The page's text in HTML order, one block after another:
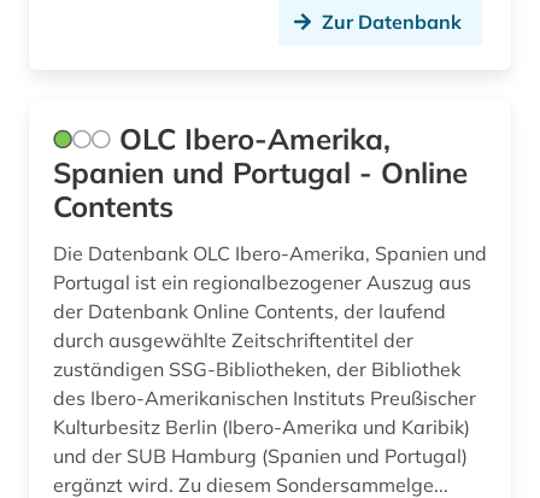
schriftsteller (15)
schriftstellerin (1)
schweiz (3)
schweizerische nationalbibliothek (1)
science-fiction-studien (1)
shakespeare (2)
sibirien (1)
Zur Datenbank
OLC Ibero-Amerika,
Spanien und Portugal - Online
Contents
Die Datenbank OLC Ibero-Amerika, Spanien und
Portugal ist ein regionalbezogener Auszug aus
der Datenbank Online Contents, der laufend
durch ausgewählte Zeitschriftentitel der
zuständigen SSG-Bibliotheken, der Bibliothek
des Ibero-Amerikanischen Instituts Preußischer
Kulturbesitz Berlin (Ibero-Amerika und Karibik)
und der SUB Hamburg (Spanien und Portugal)
ergänzt wird. Zu diesem Sondersammelge...